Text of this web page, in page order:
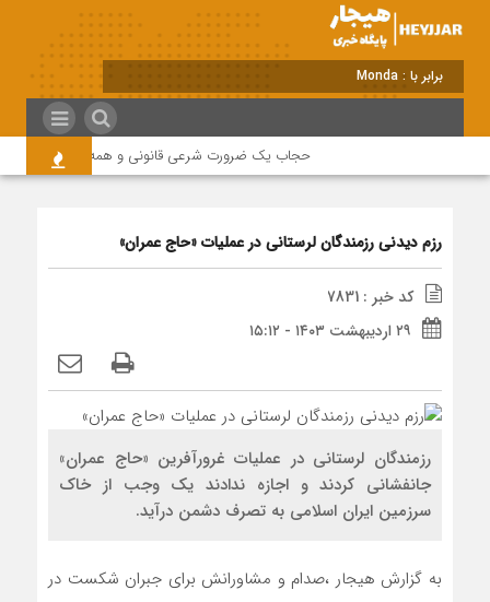
برابر با : Monday - 10 August - 2026
حجاب یک ضرورت شرعی قانونی و همه در این زمینه
رزم دیدنی رزمندگان لرستانی در عملیات «حاج عمران»
کد خبر : 7831
۲۹ اردیبهشت ۱۴۰۳ - ۱۵:۱۲
رزمندگان لرستانی در عملیات غرورآفرین «حاج عمران»
جانفشانی کردند و اجازه ندادند یک وجب از خاک
سرزمین ایران اسلامی به تصرف دشمن درآید.
به گزارش هیجار ،صدام و مشاورانش برای جبران شکست در